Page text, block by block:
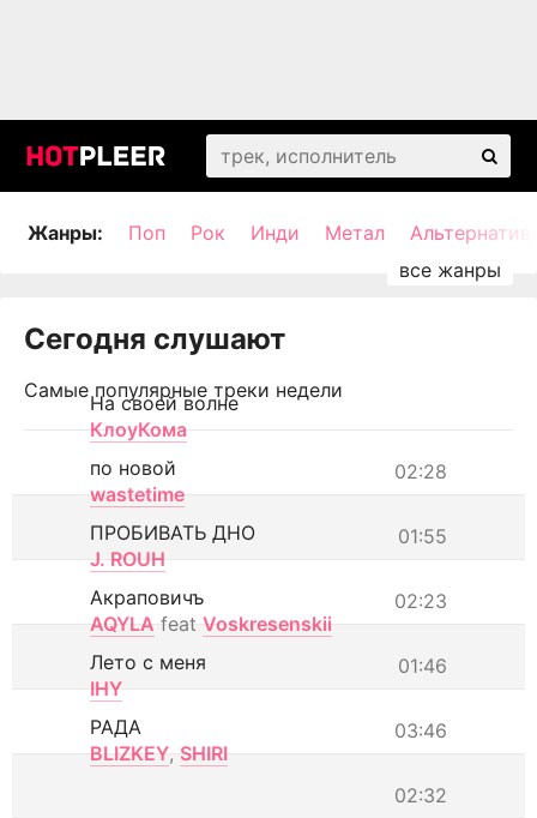
Жанры: Поп Рок Инди Метал
Сегодня слушают
Самые популярные треки недели
На своей волне
КлоуКома
02:28
по новой
wastetime
01:55
ПРОБИВАТЬ ДНО
J. ROUH
02:23
Акраповичъ
AQYLA feat Voskresenskii
01:46
Лето с меня
IHY
03:46
РАДА
BLIZKEY, SHIRI
02:32